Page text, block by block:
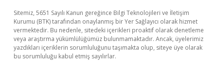
Sitemiz, 5651 Sayılı Kanun gereğince Bilgi Teknolojileri ve İletişim
Kurumu (BTK) tarafından onaylanmış bir Yer Sağlayıcı olarak hizmet
vermektedir. Bu nedenle, sitedeki içerikleri proaktif olarak denetleme
veya araştırma yükümlülüğümüz bulunmamaktadır. Ancak, üyelerimiz
yazdıkları içeriklerin sorumluluğunu taşımakta olup, siteye üye olarak
bu sorumluluğu kabul etmiş sayılırlar.